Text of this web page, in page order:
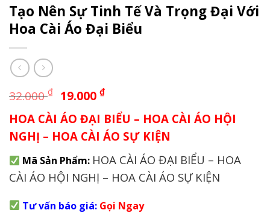
Tạo Nên Sự Tinh Tế Và Trọng Đại Với
Hoa Cài Áo Đại Biểu
32.000₫ Giá
gốc
là:
32.000 ₫.
19.000 ₫Giá
hiện
tại
là:
19.000 ₫.
HOA CÀI ÁO ĐẠI BIỂU – HOA CÀI ÁO HỘI
NGHỊ – HOA CÀI ÁO SỰ KIỆN
Mã Sản Phẩm: HOA CÀI ÁO ĐẠI BIỂU – HOA
CÀI ÁO HỘI NGHỊ – HOA CÀI ÁO SỰ KIỆN
Tư vấn báo giá: Gọi Ngay